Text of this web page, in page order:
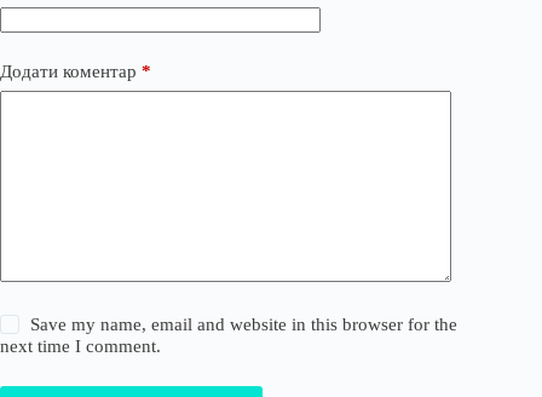
Додати коментар *
Save my name, email and website in this browser for the
next time I comment.